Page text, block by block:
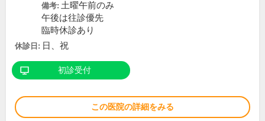
備考: 土曜午前のみ
午後は往診優先
臨時休診あり
休診日: 日、祝
初診受付
この医院の詳細をみる